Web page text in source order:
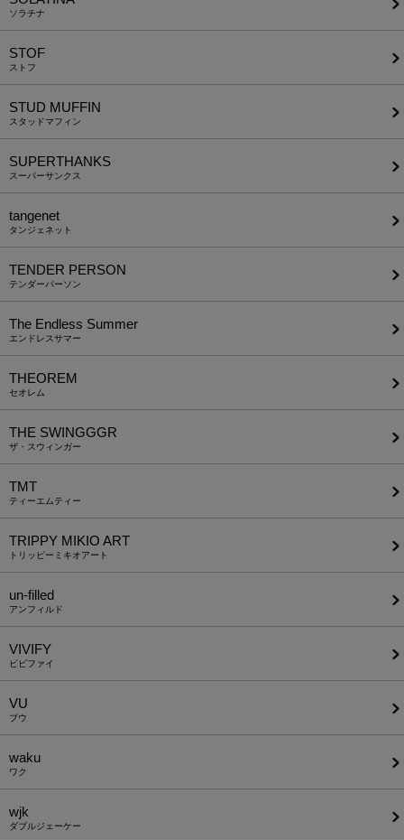
ソラチナ
STOF
ストフ
STUD MUFFIN
スタッドマフィン
SUPERTHANKS
スーパーサンクス
tangenet
タンジェネット
TENDER PERSON
テンダーパーソン
The Endless Summer
エンドレスサマー
THEOREM
セオレム
THE SWINGGGR
ザ・スウィンガー
TMT
ティーエムティー
TRIPPY MIKIO ART
トリッピーミキオアート
un-filled
アンフィルド
VIVIFY
ビビファイ
VU
ブウ
waku
ワク
wjk
ダブルジェーケー